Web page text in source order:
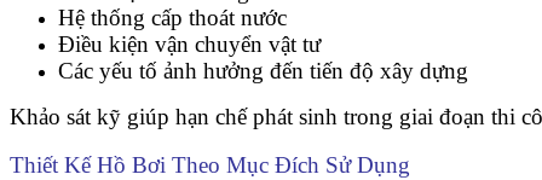
Hệ thống cấp thoát nước
Điều kiện vận chuyển vật tư
Các yếu tố ảnh hưởng đến tiến độ xây dựng
Khảo sát kỹ giúp hạn chế phát sinh trong giai đoạn thi
Thiết Kế Hồ Bơi Theo Mục Đích Sử Dụng